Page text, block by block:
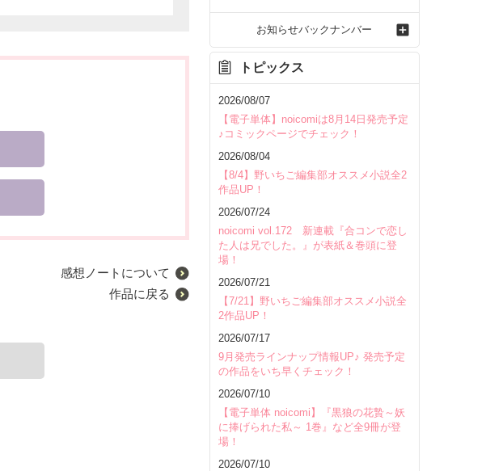
感想ノートについて
作品に戻る
お知らせバックナンバー
トピックス
2026/08/07
【電子単体】noicomiは8月14日発売予定
♪コミックページでチェック！
2026/08/04
【8/4】野いちご編集部オススメ小説全2
作品UP！
2026/07/24
noicomi vol.172 新連載『合コンで恋し
た人は兄でした。』が表紙＆巻頭に登
場！
2026/07/21
【7/21】野いちご編集部オススメ小説全
2作品UP！
2026/07/17
9月発売ラインナップ情報UP♪ 発売予定
の作品をいち早くチェック！
2026/07/10
【電子単体 noicomi】『黒狼の花贄～妖
に捧げられた私～ 1巻』など全9冊が登
場！
2026/07/10